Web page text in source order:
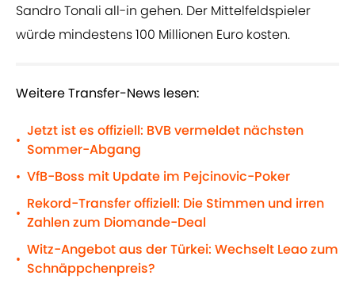
Sandro Tonali all-in gehen. Der Mittelfeldspieler
würde mindestens 100 Millionen Euro kosten.
Weitere Transfer-News lesen:
•
Jetzt ist es offiziell: BVB vermeldet nächsten
Sommer-Abgang
• VfB-Boss mit Update im Pejcinovic-Poker
•
Rekord-Transfer offiziell: Die Stimmen und irren
Zahlen zum Diomande-Deal
•
Witz-Angebot aus der Türkei: Wechselt Leao zum
Schnäppchenpreis?